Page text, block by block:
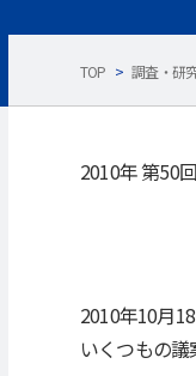
TOP > 調査・研
2010年 第50
2010年10月
いくつもの議